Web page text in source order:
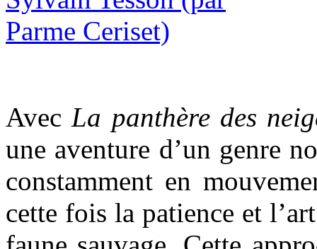
AvecLa panthère des
une aventure d’un genre
constamment en
cette fois la patience et